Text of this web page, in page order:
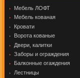
Мебель ЛОФТ
Мебель кованая
Кровати
Ворота кованые
Двери, калитки
Заборы и ограждения
Балконные огаждения
Лестницы